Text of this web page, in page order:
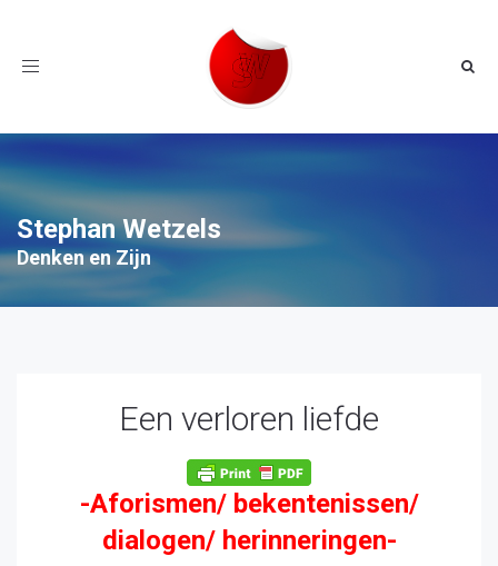
Toggle
Stephan Wetzels
Denken en Zijn
Een verloren liefde
-Aforismen/ bekentenissen/
dialogen/ herinneringen-